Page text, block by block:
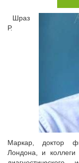
Шраз
Р.
Маркар, доктор
Лондона, и коллеги